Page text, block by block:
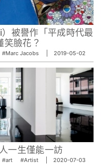
被譽作「平成時代最
笑臉花？
#Marc Jacobs 2019-05-02
一生僅能一訪
#art #Artist 2020-07-03